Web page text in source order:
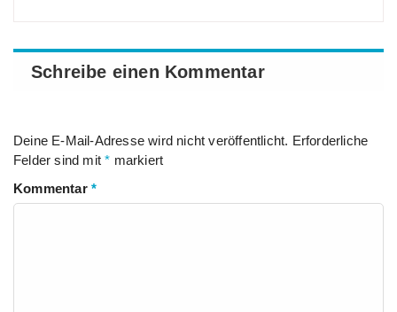
Schreibe einen Kommentar
Deine E-Mail-Adresse wird nicht veröffentlicht. Erforderliche
Felder sind mit* markiert
Kommentar *